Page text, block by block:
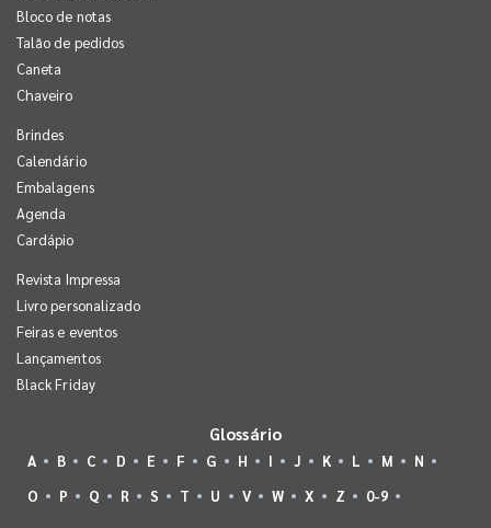
Bloco de notas
Talão de pedidos
Caneta
Chaveiro
Brindes
Calendário
Embalagens
Agenda
Cardápio
Revista Impressa
Livro personalizado
Feiras e eventos
Lançamentos
Black Friday
Glossário
A B C D E F G H I J K L M
N
O
P Q R S T U V W X Z 0-9